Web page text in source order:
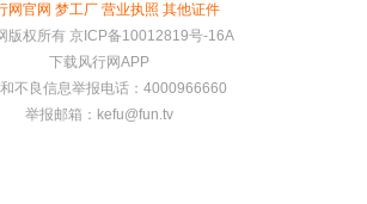
网官网 梦工厂 营业执照 其他证件
版权所有 京ICP备10012819号-16A
下载风行网APP
不良信息举报电话：4000966660
举报邮箱： kefu@fun.tv